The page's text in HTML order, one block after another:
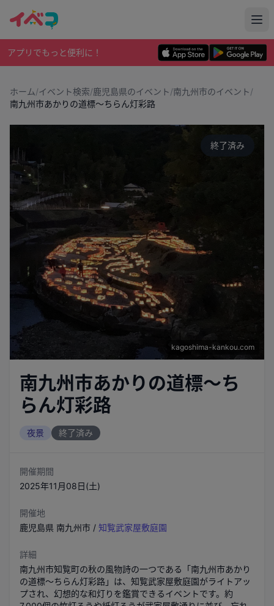
アプリでもっと便利に！
ホーム/イベント検索/鹿児島県のイベント/南九州市のイベント/
南九州市あかりの道標～ちらん灯彩路
kagoshima-kankou.com
終了済み
南九州市あかりの道標～ち
らん灯彩路
夜景 終了済み
開催期間
2025年11月08日(土)
開催地
鹿児島県 南九州市 / 知覧武家屋敷庭園
詳細
南九州市知覧町の秋の風物詩の一つである「南九州市あかり
の道標～ちらん灯彩路」は、知覧武家屋敷庭園がライトアッ
プされ、幻想的な和灯りを鑑賞できるイベントです。約